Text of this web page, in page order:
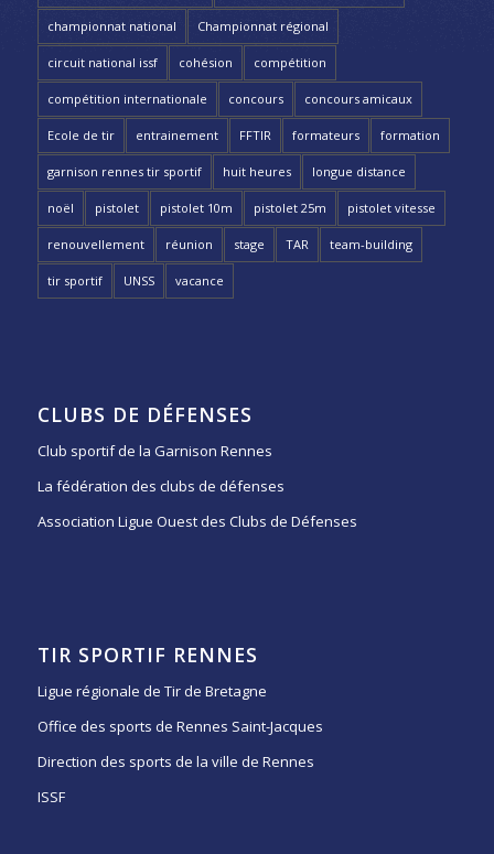
championnat national Championnat régional
circuit national issf cohésion compétition
compétition internationale concours concours amicaux
Ecole de tir entrainement FFTIR formateurs formation
garnison rennes tir sportif huit heures longue distance
noël pistolet pistolet 10m pistolet 25m pistolet vitesse
renouvellement réunion stage TAR team-building
tir sportif UNSS vacance
CLUBS DE DÉFENSES
Club sportif de la Garnison Rennes
La fédération des clubs de défenses
Association Ligue Ouest des Clubs de Défenses
TIR SPORTIF RENNES
Ligue régionale de Tir de Bretagne
Office des sports de Rennes Saint-Jacques
Direction des sports de la ville de Rennes
ISSF